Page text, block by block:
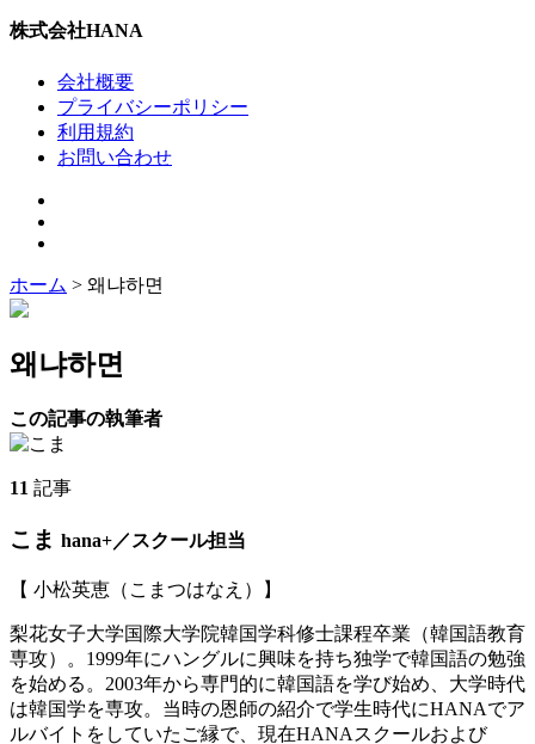
株式会社HANA
会社概要
プライバシーポリシー
利用規約
お問い合わせ
ホーム > 왜냐하면
왜냐하면
この記事の執筆者
11 記事
こま hana+／スクール担当
【 小松英恵（こまつはなえ）】
梨花女子大学国際大学院韓国学科修士課程卒業（韓国語教育
専攻）。1999年にハングルに興味を持ち独学で韓国語の勉強
を始める。2003年から専門的に韓国語を学び始め、大学時代
は韓国学を専攻。当時の恩師の紹介で学生時代にHANAでア
ルバイトをしていたご縁で、現在HANAスクールおよび